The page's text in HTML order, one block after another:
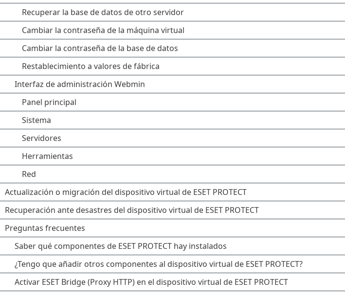
Recuperar la base de datos de otro servidor
Cambiar la contraseña de la máquina virtual
Cambiar la contraseña de la base de datos
Restablecimiento a valores de fábrica
Interfaz de administración Webmin
Panel principal
Sistema
Servidores
Herramientas
Red
Actualización o migración del dispositivo virtual de ESET PROTECT
Recuperación ante desastres del dispositivo virtual de ESET PROTECT
Preguntas frecuentes
Saber qué componentes de ESET PROTECT hay instalados
¿Tengo que añadir otros componentes al dispositivo virtual de ESET PROTECT?
Activar ESET Bridge (Proxy HTTP) en el dispositivo virtual de ESET PROTECT